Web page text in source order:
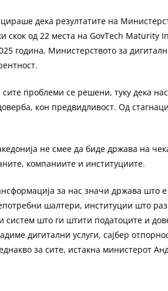
дека резултатите на
скок од 22 места на GovTech Maturity
година, Министерството за
проблеми се решени, туку дека
кон предвидливост. Од
не смее да биде држава на
компаниите и институциите.
за нас значи држава што е
шалтери, институции што
систем што ги штити податоците и
дигитални услуги, сајбер
за сите, истакна министерот